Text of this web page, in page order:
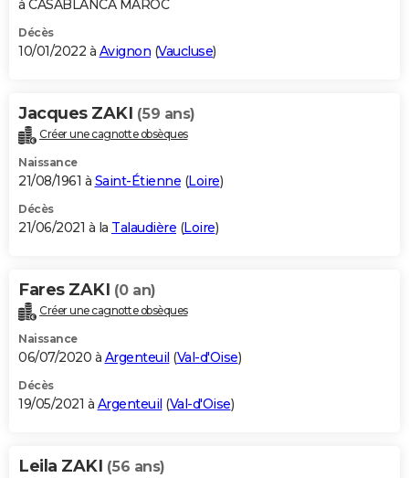
à CASABLANCA MAROC
Décès
10/01/2022 à Avignon (Vaucluse)
Jacques ZAKI (59 ans)
Créer une cagnotte obsèques
Naissance
21/08/1961 à Saint-Étienne (Loire)
Décès
21/06/2021 à la Talaudière (Loire)
Fares ZAKI (0 an)
Créer une cagnotte obsèques
Naissance
06/07/2020 à Argenteuil (Val-d'Oise)
Décès
19/05/2021 à Argenteuil (Val-d'Oise)
Leila ZAKI (56 ans)